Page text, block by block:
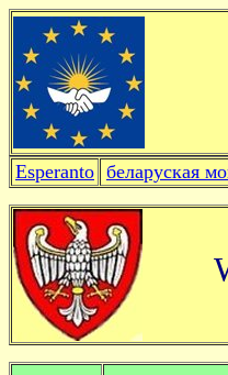
Esperanto беларуская